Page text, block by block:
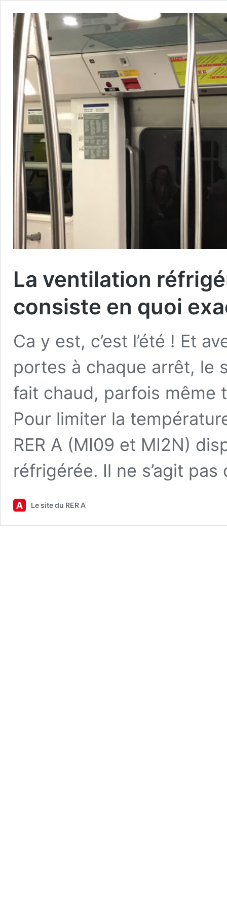
La ventilation
consiste en quoi
Ca y est, c’est l’été ! Et
portes à chaque arrêt, le
fait chaud, parfois même
Pour limiter la
RER A (MI09 et MI2N)
réfrigérée. Il ne s’agit pas
Le site du RER A